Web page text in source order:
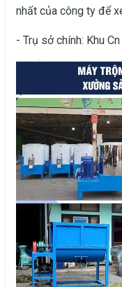
nhất của công ty để
- Trụ sở chính: Khu